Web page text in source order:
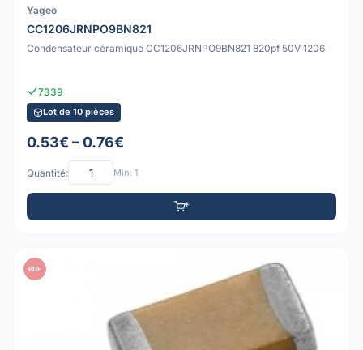
Yageo
CC1206JRNPO9BN821
Condensateur céramique CC1206JRNPO9BN821 820pf 50V 1206
7339
Lot de 10 pièces
0.53€ – 0.76€
Quantité: Min: 1
PDF